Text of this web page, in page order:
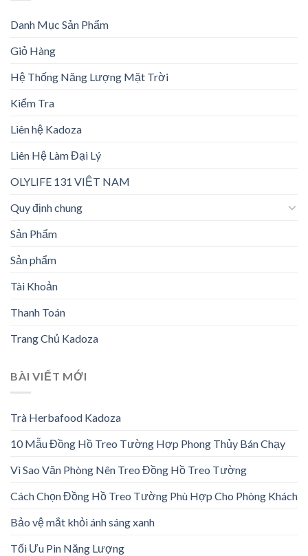
Danh Mục Sản Phẩm
Giỏ Hàng
Hệ Thống Năng Lượng Mặt Trời
Kiểm Tra
Liên hệ Kadoza
Liên Hệ Làm Đại Lý
OLYLIFE 131 VIỆT NAM
Quy định chung
Sản Phẩm
Sản phẩm
Tài Khoản
Thanh Toán
Trang Chủ Kadoza
BÀI VIẾT MỚI
Trà Herbafood Kadoza
10 Mẫu Đồng Hồ Treo Tường Hợp Phong Thủy Bán Chạy
Vì Sao Văn Phòng Nên Treo Đồng Hồ Treo Tường
Cách Chọn Đồng Hồ Treo Tường Phù Hợp Cho Phòng Khách
Bảo vệ mắt khỏi ánh sáng xanh
Tối Ưu Pin Năng Lượng